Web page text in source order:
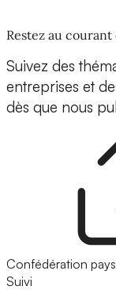
Restez au
Suivez des
entreprises et
dès que nous
Confédération
Suivi